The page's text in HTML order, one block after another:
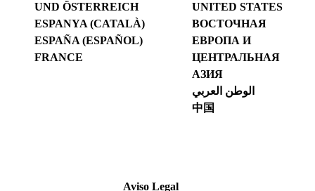
UND ÖSTERREICH
ESPANYA (CATALÀ)
ESPAÑA (ESPAÑOL)
FRANCE
UNITED STATES
ВОСТОЧНАЯ
ЕВРОПА И
ЦЕНТРАЛЬНАЯ
АЗИЯ
الوطن العربي
中国
Aviso Legal